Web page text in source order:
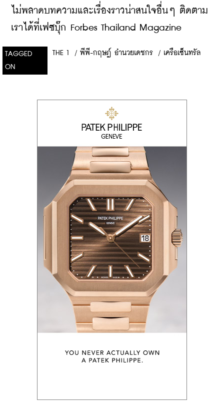
ไม่พลาดบทความและเรื่องราวน่าสนใจอื่นๆ ติดตาม
เราได้ที่เฟซบุ๊ก Forbes Thailand Magazine
TAGGED
ON
THE 1 / พีพี-กฤษฏ์ อำนวยเดชกร / เครือเซ็นทรัล